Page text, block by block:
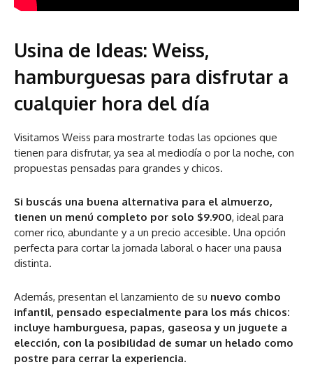
Usina de Ideas: Weiss,
hamburguesas para disfrutar a
cualquier hora del día
Visitamos Weiss para mostrarte todas las opciones que
tienen para disfrutar, ya sea al mediodía o por la noche, con
propuestas pensadas para grandes y chicos.
Si buscás una buena alternativa para el almuerzo,
tienen un menú completo por solo $9.900, ideal para
comer rico, abundante y a un precio accesible. Una opción
perfecta para cortar la jornada laboral o hacer una pausa
distinta.
Además, presentan el lanzamiento de su nuevo combo
infantil, pensado especialmente para los más chicos:
incluye hamburguesa, papas, gaseosa y un juguete a
elección, con la posibilidad de sumar un helado como
postre para cerrar la experiencia.